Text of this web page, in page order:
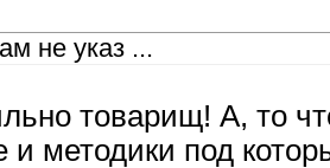
не указ ...
товарищ! А, то
и методики под